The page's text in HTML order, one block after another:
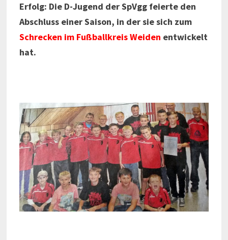
Erfolg: Die D-Jugend der SpVgg feierte den
Abschluss einer Saison, in der sie sich zum
Schrecken im FußballkreisWeiden entwickelt
hat.